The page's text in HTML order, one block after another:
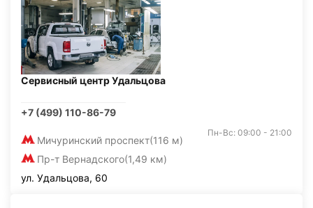
Сервисный центр Удальцова
+7 (499) 110-86-79
Мичуринский проспект(116 м)
Пр-т Вернадского(1,49 км)
Пн-Вс: 09:00 - 21:00
ул. Удальцова, 60